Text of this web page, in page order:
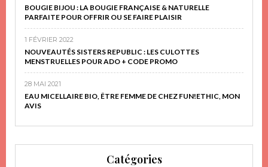
BOUGIE BIJOU : LA BOUGIE FRANÇAISE & NATURELLE
PARFAITE POUR OFFRIR OU SE FAIRE PLAISIR
1 FÉVRIER 2022
NOUVEAUTÉS SISTERS REPUBLIC : LES CULOTTES
MENSTRUELLES POUR ADO + CODE PROMO
28 MAI 2021
EAU MICELLAIRE BIO, ÊTRE FEMME DE CHEZ FUN!ETHIC, MON
AVIS
Catégories